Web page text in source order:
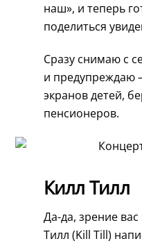
наш», и теперь
поделиться
Сразу снимаю с
и предупреждаю
экранов детей,
пенсионеров.
Килл Тилл
Да-да, зрение
Тилл (Kill Till)